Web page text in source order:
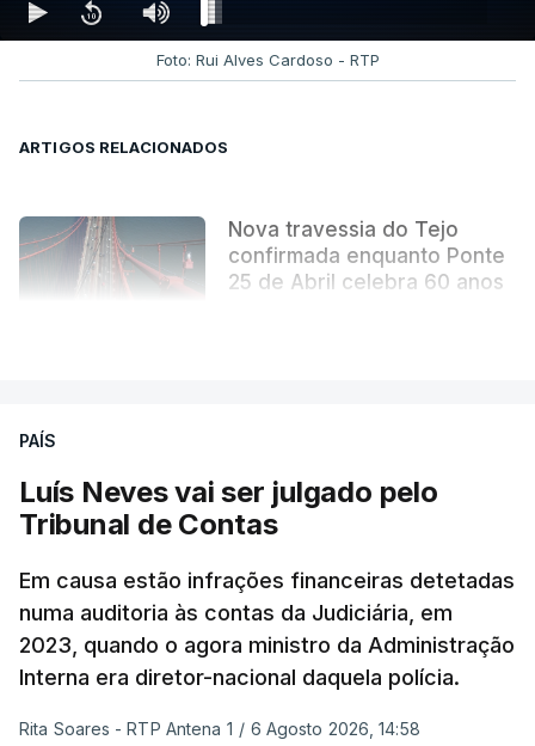
Foto: Rui Alves Cardoso - RTP
ARTIGOS RELACIONADOS
Nova travessia do Tejo
confirmada enquanto Ponte
25 de Abril celebra 60 anos
PAÍS
Luís Neves vai ser julgado pelo
Tribunal de Contas
Em causa estão infrações financeiras detetadas
numa auditoria às contas da Judiciária, em
2023, quando o agora ministro da Administração
Interna era diretor-nacional daquela polícia.
Rita Soares - RTP Antena 1 / 6 Agosto 2026, 14:58